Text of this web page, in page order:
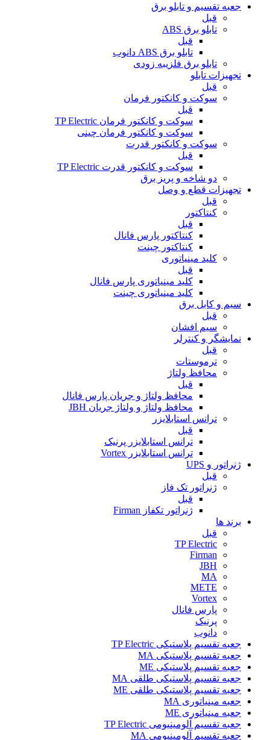
جعبه تقسیم و تابلو برق
قبل
تابلو برق ABS
قبل
تابلو برق ABS دانوب
تابلو برق فلزیبه زودی
تجهیزات تابلو
قبل
سوکت و کانکتور فرمان
قبل
سوکت و کانکتور فرمان TP Electric
سوکت و کانکتور فرمان چینی
سوکت و کانکتور قدرت
قبل
سوکت و کانکتور قدرت TP Electric
دو شاخه و پریز برق
تجهیزات قطع و وصل
قبل
کنتاکتور
قبل
کنتاکتور پارس فانال
کنتاکتور چینت
کلید مینیاتوری
قبل
کلید مینیاتوری پارس فانال
کلید مینیاتوری چینت
سیم و کابل برق
قبل
سیم افشان
نمایشگر و کنترلر
قبل
ترموستات
محافظ ولتاژ
قبل
محافظ ولتاژ و جریان پارس فانال
محافظ ولتاژ و ولتاژ جریان JBH
ترانس استابلایزر
قبل
ترانس استابلایزر پرنیک
ترانس استابلایزر Vortex
ژنراتور و UPS
قبل
ژنراتور تک فاز
قبل
ژنراتور تکفاز Firman
برند ها
قبل
TP Electric
Firman
JBH
MA
METE
Vortex
پارس فانال
پرنیک
دانوب
جعبه تقسیم پلاستیکی TP Electric
جعبه تقسیم پلاستیکی MA
جعبه تقسیم پلاستیکی ME
جعبه تقسیم پلاستیکی طلقی MA
جعبه تقسیم پلاستیکی طلقی ME
جعبه مینیاتوری MA
جعبه مینیاتوری ME
جعبه تقسیم آلومینیومی TP Electric
جعبه تقسیم آلومینیومی MA